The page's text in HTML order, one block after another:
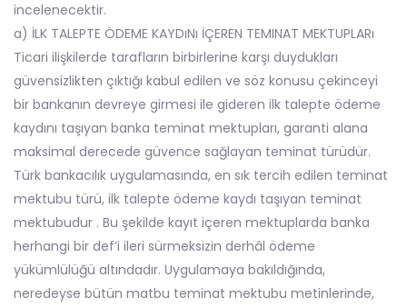
incelenecektir.
a) İLK TALEPTE ÖDEME KAYDıNı İÇEREN TEMINAT MEKTUPLARı
Ticari ilişkilerde tarafların birbirlerine karşı duydukları
güvensizlikten çıktığı kabul edilen ve söz konusu çekinceyi
bir bankanın devreye girmesi ile gideren ilk talepte ödeme
kaydını taşıyan banka teminat mektupları, garanti alana
maksimal derecede güvence sağlayan teminat türüdür.
Türk bankacılık uygulamasında, en sık tercih edilen teminat
mektubu türü, ilk talepte ödeme kaydı taşıyan teminat
mektubudur . Bu şekilde kayıt içeren mektuplarda banka
herhangi bir def’i ileri sürmeksizin derhâl ödeme
yükümlülüğü altındadır. Uygulamaya bakıldığında,
neredeyse bütün matbu teminat mektubu metinlerinde,